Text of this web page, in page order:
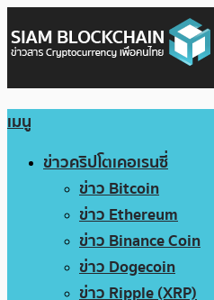
เมนู
ข่าวคริปโตเคอเรนซี่
ข่าว Bitcoin
ข่าว Ethereum
ข่าว Binance Coin
ข่าว Dogecoin
ข่าว Ripple (XRP)